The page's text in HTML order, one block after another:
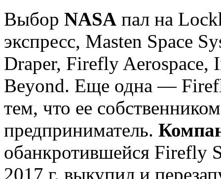
Выбор NASA пал на
экспресс, Masten Space
Draper, Firefly
Beyond. Еще одна —
тем, что ее
предприниматель.
обанкротившейся Firefly
2017 г. выкупил и